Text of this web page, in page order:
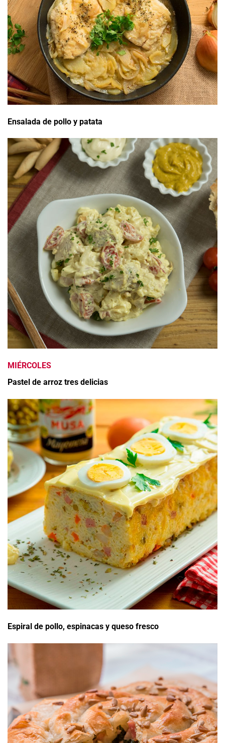
Ensalada de pollo y patata
MIÉRCOLES
Pastel de arroz tres delicias
Espiral de pollo, espinacas y queso fresco